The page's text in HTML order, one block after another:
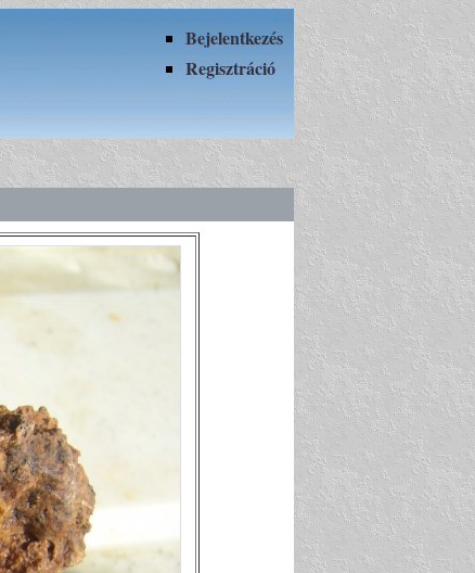
Bejelentkezés
Regisztráció